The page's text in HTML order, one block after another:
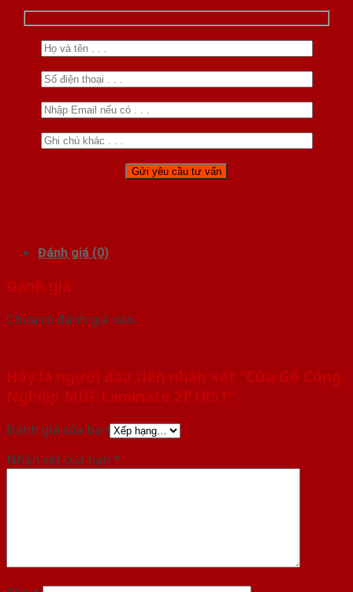
Đánh giá (0)
Đánh giá
Chưa có đánh giá nào.
Hãy là người đầu tiên nhận xét “Cửa Gỗ Công
Nghiệp MDF Laminate 2P1R51”
Đánh giá của bạn
Nhận xét của bạn *